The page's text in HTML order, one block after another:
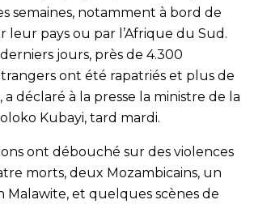
semaines, notamment à bord de
leur pays ou par l’Afrique du Sud.
jours, près de 4.300
ont été rapatriés et plus de
a déclaré à la presse la ministre de la
Kubayi, tard mardi.
ont débouché sur des violences
morts, deux Mozambicains, un
Malawite, et quelques scènes de